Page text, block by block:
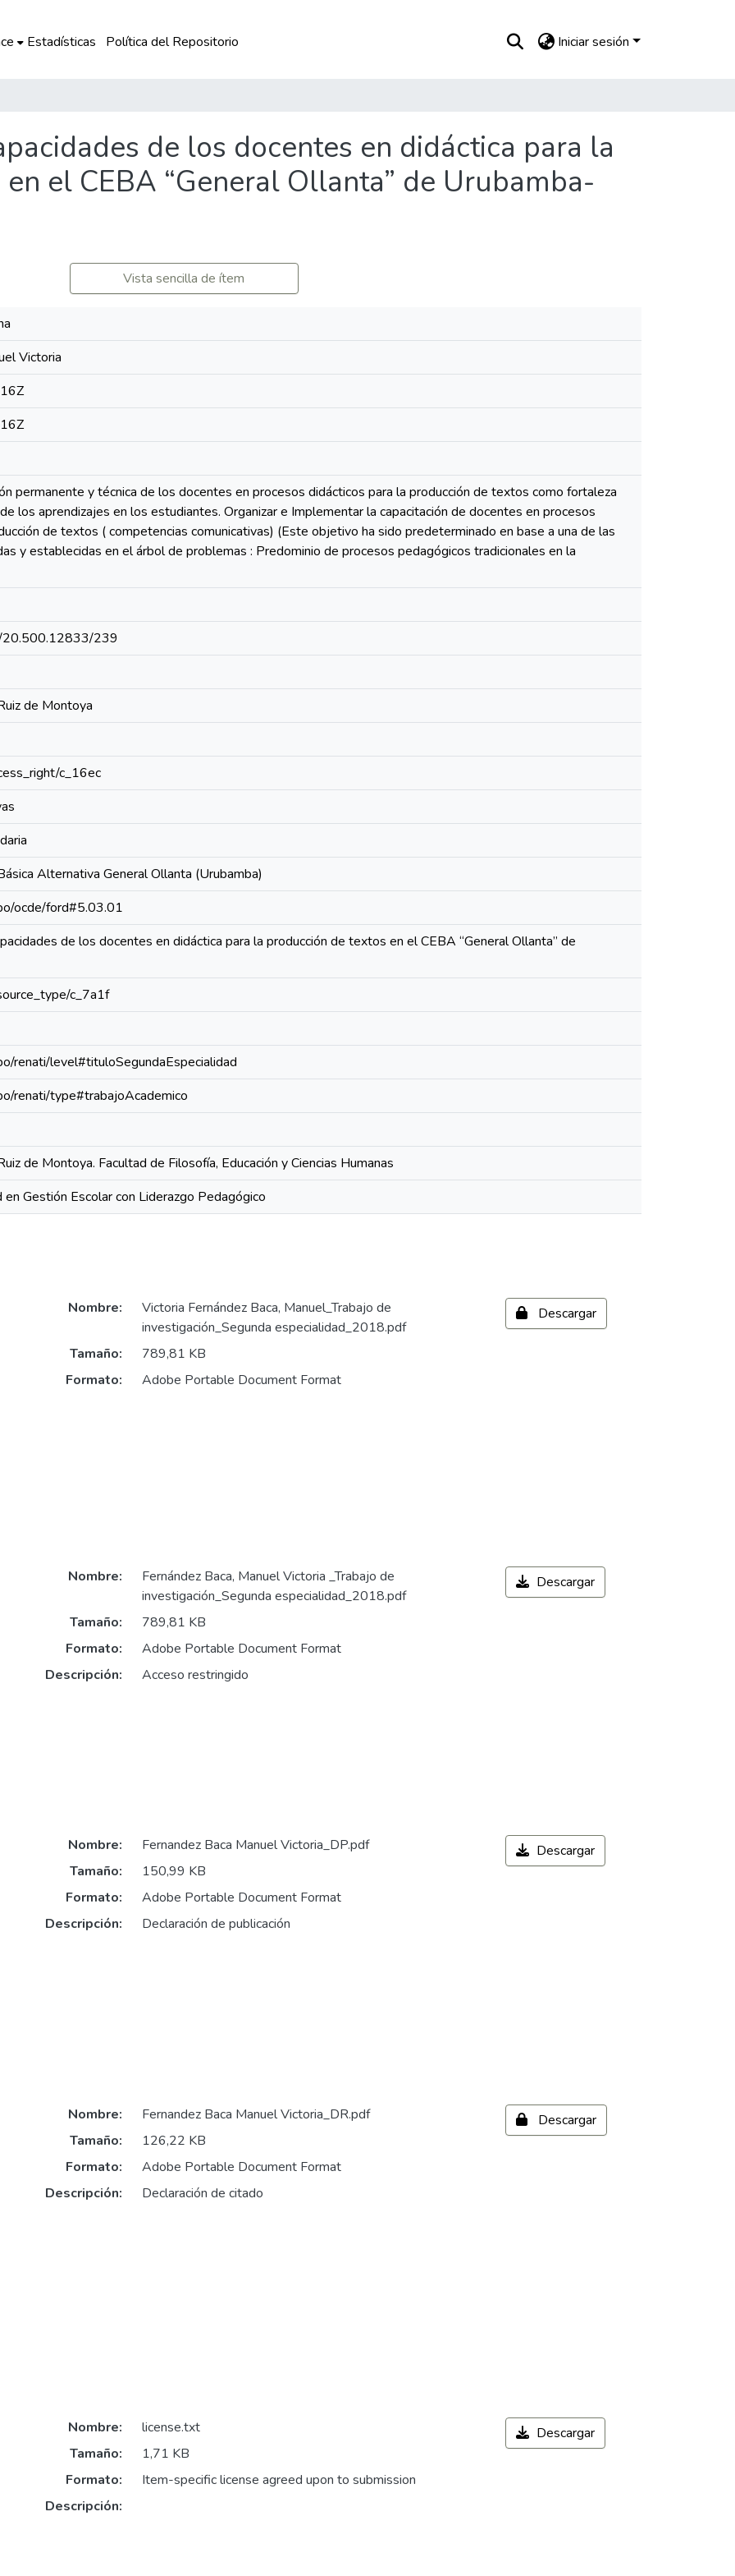
Estadísticas Política del Repositorio Iniciar sesión
de los docentes en didáctica para la
el CEBA “General Ollanta” de Urubamba-
Vista sencilla de ítem
Victoria
permanente y técnica de los docentes en procesos didácticos para la producción de textos como fortaleza
los aprendizajes en los estudiantes. Organizar e Implementar la capacitación de docentes en procesos
de textos ( competencias comunicativas) (Este objetivo ha sido predeterminado en base a una de las
y establecidas en el árbol de problemas : Predominio de procesos pedagógicos tradicionales en la
20.500.12833/239
de Montoya
c_16ec
Alternativa General Ollanta (Urubamba)
ocde/ford#5.03.01
de los docentes en didáctica para la producción de textos en el CEBA “General Ollanta” de
c_7a1f
renati/level#tituloSegundaEspecialidad
renati/type#trabajoAcademico
de Montoya. Facultad de Filosofía, Educación y Ciencias Humanas
en Gestión Escolar con Liderazgo Pedagógico
Nombre:
Victoria Fernández Baca, Manuel_Trabajo de
investigación_Segunda especialidad_2018.pdf
Tamaño:
789,81 KB
Formato:
Adobe Portable Document Format
Descargar
Nombre:
Fernández Baca, Manuel Victoria _Trabajo de
investigación_Segunda especialidad_2018.pdf
Tamaño:
789,81 KB
Formato:
Adobe Portable Document Format
Descripción:
Acceso restringido
Descargar
Nombre:
Fernandez Baca Manuel Victoria_DP.pdf
Tamaño:
150,99 KB
Formato:
Adobe Portable Document Format
Descripción:
Declaración de publicación
Descargar
Nombre:
Fernandez Baca Manuel Victoria_DR.pdf
Tamaño:
126,22 KB
Formato:
Adobe Portable Document Format
Descripción:
Declaración de citado
Descargar
Nombre:
license.txt
Tamaño:
1,71 KB
Formato:
Item-specific license agreed upon to submission
Descripción:
Descargar